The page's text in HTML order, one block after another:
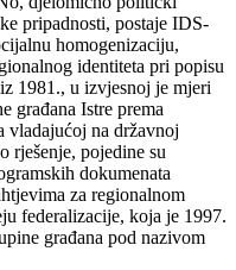
pripadnosti, postaje IDS-
homogenizaciju,
identiteta pri popisu
1981., u izvjesnoj je mjeri
građana Istre prema
vladajućoj na državnoj
rješenje, pojedine su
dokumenata
za regionalnom
federalizacije, koja je 1997.
građana pod nazivom